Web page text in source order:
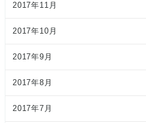
2017年11月
2017年10月
2017年9月
2017年8月
2017年7月